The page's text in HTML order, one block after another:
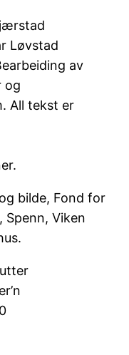
Løvstad
av
og
All tekst er
bilde, Fond for
Spenn, Viken